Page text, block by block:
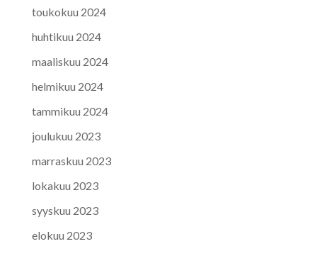
toukokuu 2024
huhtikuu 2024
maaliskuu 2024
helmikuu 2024
tammikuu 2024
joulukuu 2023
marraskuu 2023
lokakuu 2023
syyskuu 2023
elokuu 2023